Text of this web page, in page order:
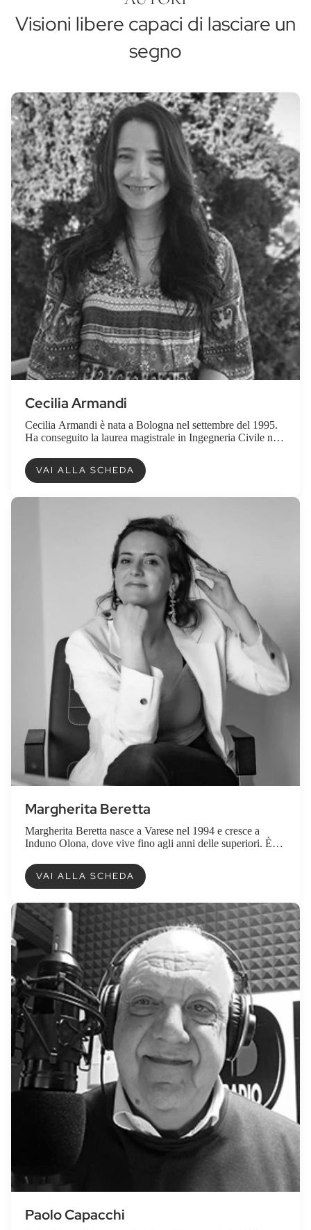
Visioni libere capaci di lasciare un
segno
Cecilia Armandi
Cecilia Armandi è nata a Bologna nel settembre del 1995.
Ha conseguito la laurea magistrale in Ingegneria Civile nel
VAI ALLA SCHEDA
Margherita Beretta
Margherita Beretta nasce a Varese nel 1994 e cresce a
Induno Olona, dove vive fino agli anni delle superiori. È
VAI ALLA SCHEDA
Paolo Capacchi